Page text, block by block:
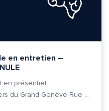
en entretien –
| en présentiel
Cité des Métiers du Grand Genève Rue Prévost-Martin 6 1205 Genève